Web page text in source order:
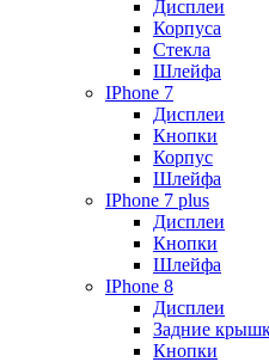
Дисплеи
Корпуса
Стекла
Шлейфа
IPhone 7
Дисплеи
Кнопки
Корпус
Шлейфа
IPhone 7 plus
Дисплеи
Кнопки
Шлейфа
IPhone 8
Дисплеи
Задние
Кнопки